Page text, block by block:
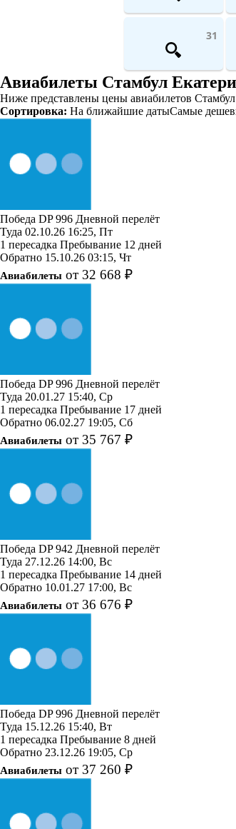
31
Авиабилеты Стамбул
Ниже представлены цены авиабилетов
Сортировка: На ближайшие датыСамые
Победа DP 996 Дневной перелёт
Туда 02.10.26 16:25, Пт
1 пересадка Пребывание 12 дней
Обратно 15.10.26 03:15, Чт
Авиабилеты от 32 668 ₽
Победа DP 996 Дневной перелёт
Туда 20.01.27 15:40, Ср
1 пересадка Пребывание 17 дней
Обратно 06.02.27 19:05, Сб
Авиабилеты от 35 767 ₽
Победа DP 942 Дневной перелёт
Туда 27.12.26 14:00, Вс
1 пересадка Пребывание 14 дней
Обратно 10.01.27 17:00, Вс
Авиабилеты от 36 676 ₽
Победа DP 996 Дневной перелёт
Туда 15.12.26 15:40, Вт
1 пересадка Пребывание 8 дней
Обратно 23.12.26 19:05, Ср
Авиабилеты от 37 260 ₽